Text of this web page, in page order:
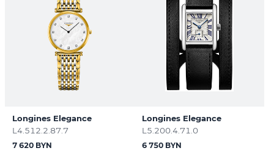
Longines Elegance
L4.512.2.87.7
7 620 BYN
Longines Elegance
L5.200.4.71.0
6 750 BYN